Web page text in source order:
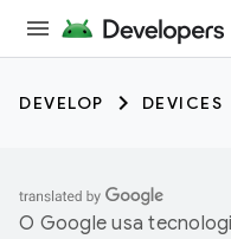
DEVELOP DEVICES
O Google usa